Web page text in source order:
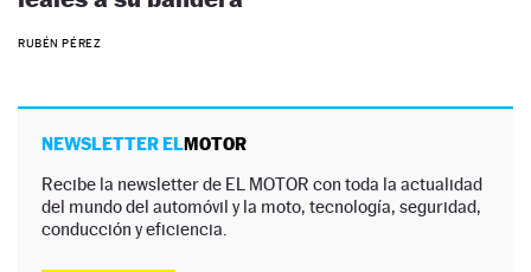
RUBÉN PÉREZ
NEWSLETTER ELMOTOR
Recibe la newsletter de EL MOTOR con toda la actualidad
del mundo del automóvil y la moto, tecnología, seguridad,
conducción y eficiencia.